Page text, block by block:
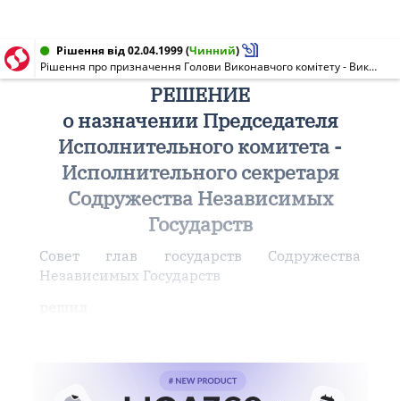
Рішення від 02.04.1999(Чинний)
Рішення про призначення Голови Виконавчого комітету - Виконавчого секретаря Співдружності Незалежних Держав
РЕШЕНИЕ
о назначении Председателя
Исполнительного комитета -
Исполнительного секретаря
Содружества Независимых
Государств
Совет глав государств Содружества
Независимых Государств